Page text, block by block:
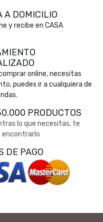
A DOMICILIO
y recibe en CASA
online, necesitas
puedes ir a cualquiera de
PRODUCTOS
lo que necesitas, te
encontrarlo
DE PAGO